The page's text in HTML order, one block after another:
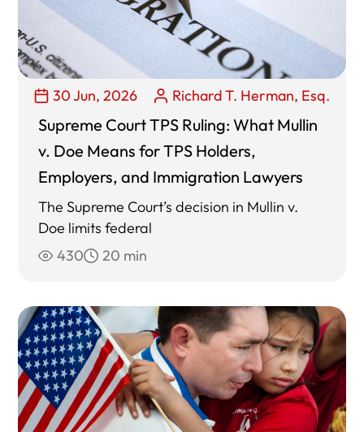
30 Jun, 2026 Richard T. Herman, Esq.
Supreme Court TPS Ruling: What Mullin
v. Doe Means for TPS Holders,
Employers, and Immigration Lawyers
The Supreme Court’s decision in Mullin v.
Doe limits federal
430
20 min